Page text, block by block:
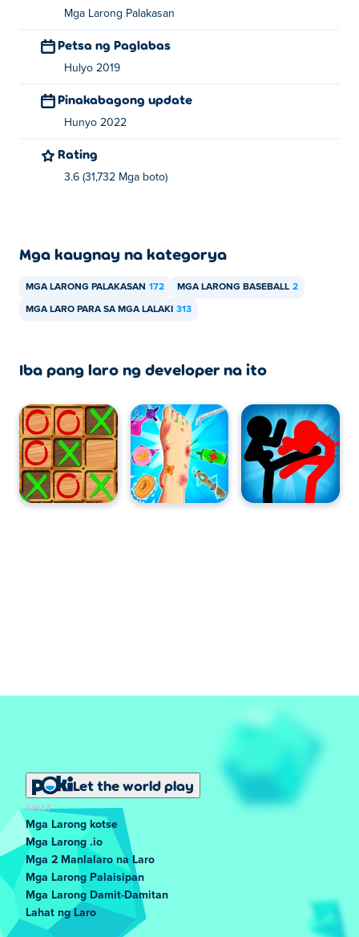
Mga Larong Palakasan
Petsa ng Paglabas
Hulyo 2019
Pinakabagong update
Hunyo 2022
Rating
3.6 (31,732 Mga boto)
Mga kaugnay na kategorya
MGA LARONG PALAKASAN 172 MGA LARONG BASEBALL 2
MGA LARO PARA SA MGA LALAKI 313
Iba pang laro ng developer na ito
Let the world play
SIKAT
Mga Larong kotse
Mga Larong .io
Mga 2 Manlalaro na Laro
Mga Larong Palaisipan
Mga Larong Damit-Damitan
Lahat ng Laro